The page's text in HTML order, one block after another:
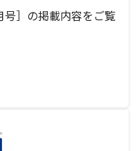
］の掲載内容をご覧